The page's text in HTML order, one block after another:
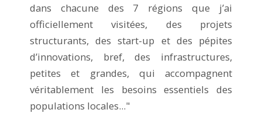
dans chacune des 7 régions que j’ai
officiellement visitées, des projets
structurants, des start-up et des pépites
d’innovations, bref, des infrastructures,
petites et grandes, qui accompagnent
véritablement les besoins essentiels des
populations locales..."